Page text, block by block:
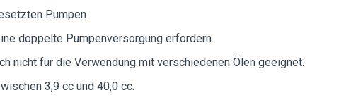
Pumpen.
doppelte Pumpenversorgung erfordern.
nicht für die Verwendung mit verschiedenen Ölen geeignet.
3,9 cc und 40,0 cc.